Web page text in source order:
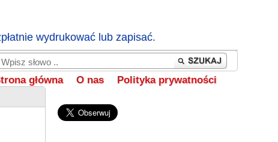
wydrukować lub zapisać.
główna O nas Polityka prywatności